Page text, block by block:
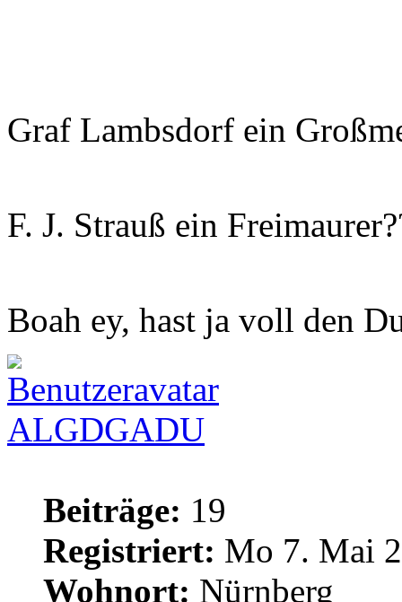
Graf Lambsdorf ein
F. J. Strauß ein
Boah ey, hast ja voll den
ALGDGADU
Beiträge: 19
Registriert: Mo 7. Mai
Wohnort: Nürnberg